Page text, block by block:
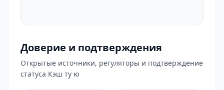
Доверие и подтверждения
Открытые источники, регуляторы и подтверждение
статуса Кэш ту ю